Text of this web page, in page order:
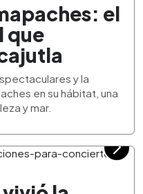
el
que
y la
en su hábitat, una
y mar.